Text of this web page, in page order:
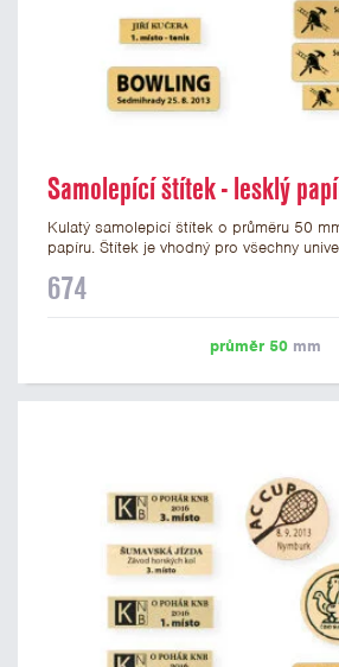
Samolepící štítek - lesklý
Kulatý samolepicí štítek o průměru 50
papíru. Štítek je vhodný pro všechny
mm. Na štítek je možné vytisknout logo
674
průměr 50 mm